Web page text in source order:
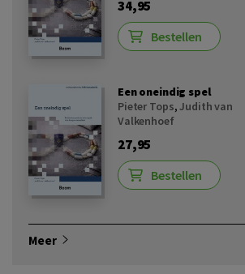
34,95
Bestellen
Een oneindig spel
Pieter Tops,Judith van
Valkenhoef
27,95
Bestellen
Meer